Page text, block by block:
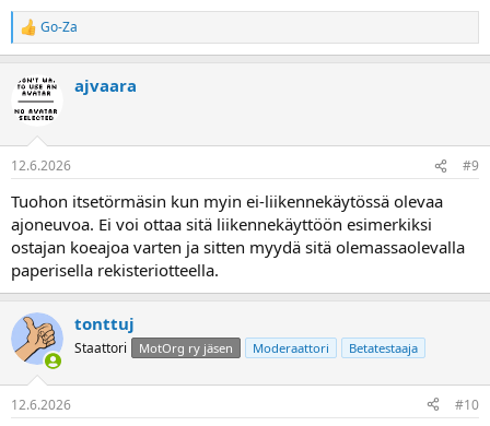
R
e
k
t
i
:
Go-Za
ajvaara
12.6.2026 #9
Tuohon itsetörmäsin kun myin ei-liikennekäytössä olevaa
ajoneuvoa. Ei voi ottaa sitä liikennekäyttöön esimerkiksi
ostajan koeajoa varten ja sitten myydä sitä olemassaolevalla
paperisella rekisteriotteella.
tonttuj
Staattori MotOrg ry jäsen Moderaattori Betatestaaja
12.6.2026 #10